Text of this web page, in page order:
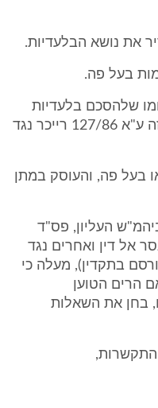
את נושא הבלעדיות.
בעל פה.
שלהסכם בלעדיות
הינו על הטוען זאת, ראה בעניין זה ע"א 127/86 רייכר נגד
בעל פה, והעוסק במתן
העליון, פס"ד
אל דין ואחרים נגד
בתקדין), מעלה כי
הרים הטוען
בחן את השאלות